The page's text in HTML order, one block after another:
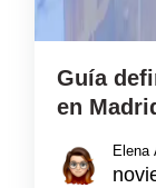
Guía
en
Elena